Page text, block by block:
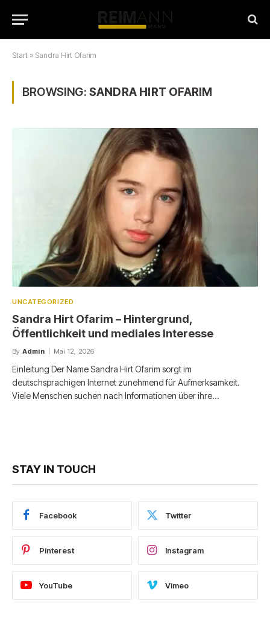
Start » Sandra Hirt Ofarim
BROWSING: SANDRA HIRT OFARIM
UNCATEGORIZED
Sandra Hirt Ofarim – Hintergrund,
Öffentlichkeit und mediales Interesse
By Admin Mai 12, 2026
Einleitung Der Name Sandra Hirt Ofarim sorgt im
deutschsprachigen Internet zunehmend für Aufmerksamkeit.
Viele Menschen suchen nach Informationen über ihre…
STAY IN TOUCH
Facebook Twitter
Pinterest Instagram
YouTube Vimeo